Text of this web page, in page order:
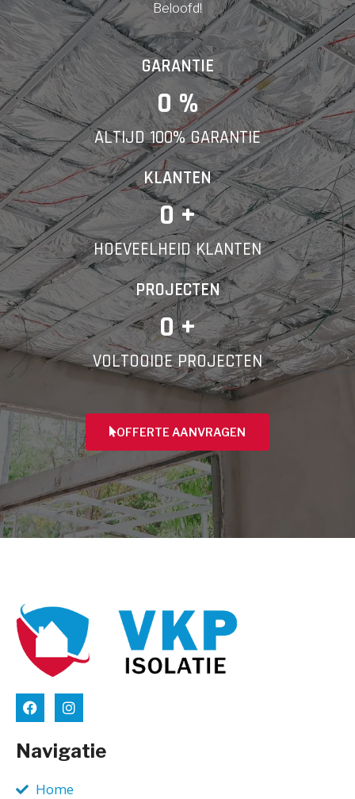
Vorige Volgende
Achternaam
E-mail
Telefoonnummer
Vorige
Beloofd!
GARANTIE
0 %
ALTIJD 100% GARANTIE
KLANTEN
0 +
HOEVEELHEID KLANTEN
PROJECTEN
0 +
VOLTOOIDE PROJECTEN
OFFERTE AANVRAGEN
Navigatie
Home